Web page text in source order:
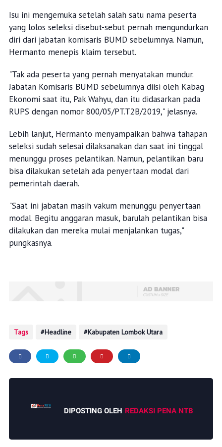
Isu ini mengemuka setelah salah satu nama peserta
yang lolos seleksi disebut-sebut pernah mengundurkan
diri dari jabatan komisaris BUMD sebelumnya. Namun,
Hermanto menepis klaim tersebut.
"Tak ada peserta yang pernah menyatakan mundur.
Jabatan Komisaris BUMD sebelumnya diisi oleh Kabag
Ekonomi saat itu, Pak Wahyu, dan itu didasarkan pada
RUPS dengan nomor 800/05/PT.T2B/2019," jelasnya.
Lebih lanjut, Hermanto menyampaikan bahwa tahapan
seleksi sudah selesai dilaksanakan dan saat ini tinggal
menunggu proses pelantikan. Namun, pelantikan baru
bisa dilakukan setelah ada penyertaan modal dari
pemerintah daerah.
"Saat ini jabatan masih vakum menunggu penyertaan
modal. Begitu anggaran masuk, barulah pelantikan bisa
dilakukan dan mereka mulai menjalankan tugas,"
pungkasnya.
Tags Headline Kabupaten Lombok Utara
DIPOSTING OLEH REDAKSI PENA NTB